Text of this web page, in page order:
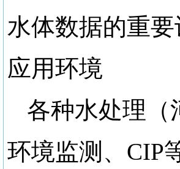
水体数据的重
应用环境
各种水处理（
环境监测、CIP